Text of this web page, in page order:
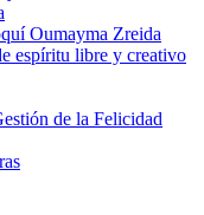
Oumayma Zreida
espíritu libre y creativo
de la Felicidad